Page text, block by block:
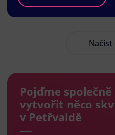
Načíst
Pojďme společně
vytvořit něco
v Petřvaldě